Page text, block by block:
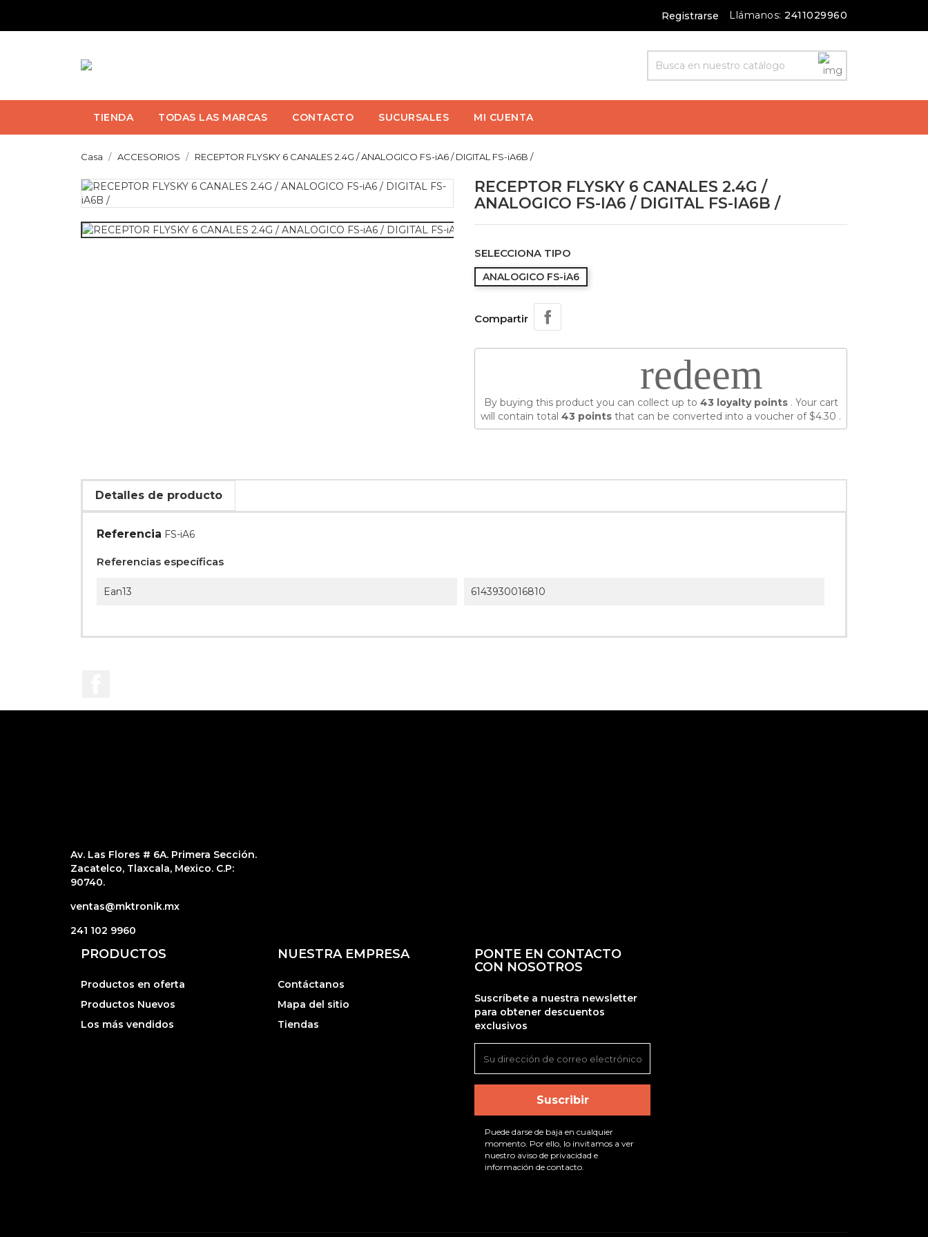
Registrarse Llámanos: 2411029960
TIENDA TODAS LAS MARCAS CONTACTO SUCURSALES MI CUENTA
Casa ACCESORIOS RECEPTOR FLYSKY 6 CANALES 2.4G / ANALOGICO FS-iA6 / DIGITAL FS-iA6B /
RECEPTOR FLYSKY 6 CANALES 2.4G /
ANALOGICO FS-IA6 / DIGITAL FS-IA6B /
SELECCIONA TIPO
ANALOGICO FS-iA6
Compartir
redeem
By buying this product you can collect up to 43 loyalty points. Your cart
will contain total 43 points that can be converted into a voucher of$4.30 .
Detalles de producto
Referencia FS-iA6
Referencias específicas
Ean13 6143930016810
Av. Las Flores # 6A. Primera Sección.
Zacatelco, Tlaxcala, Mexico. C.P:
90740.
ventas@mktronik.mx
241 102 9960
PRODUCTOS
Productos en oferta
Productos Nuevos
Los más vendidos
NUESTRA EMPRESA
Contáctanos
Mapa del sitio
Tiendas
PONTE EN CONTACTO
CON NOSOTROS
Suscríbete a nuestra newsletter
para obtener descuentos
exclusivos
Puede darse de baja en cualquier
momento. Por ello, lo invitamos a ver
nuestro aviso de privacidad e
información de contacto.